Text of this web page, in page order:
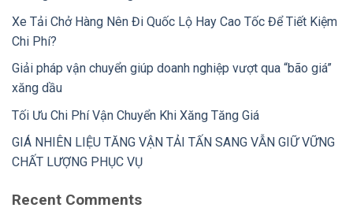
Xe Tải Chở Hàng Nên Đi Quốc Lộ Hay Cao Tốc Để Tiết Kiệm
Chi Phí?
Giải pháp vận chuyển giúp doanh nghiệp vượt qua “bão giá”
xăng dầu
Tối Ưu Chi Phí Vận Chuyển Khi Xăng Tăng Giá
GIÁ NHIÊN LIỆU TĂNG VẬN TẢI TẤN SANG VẪN GIỮ VỮNG
CHẤT LƯỢNG PHỤC VỤ
Recent Comments